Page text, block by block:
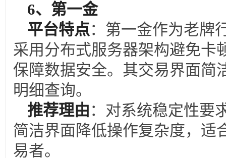
6、第一金
平台特点：第一金作为老牌
采用分布式服务器架构避免卡
保障数据安全。其交易界面简
明细查询。
推荐理由 ：对系统稳定性要
简洁界面降低操作复杂度，适
易者。